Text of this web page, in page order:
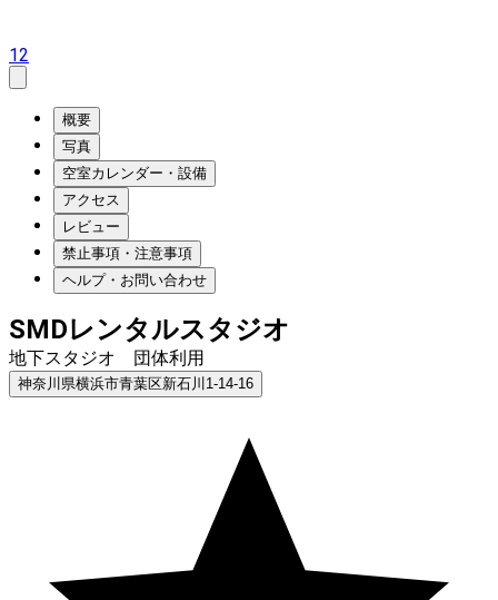
12
概要
写真
空室カレンダー・設備
アクセス
レビュー
禁止事項・注意事項
ヘルプ・お問い合わせ
SMDレンタルスタジオ
地下スタジオ 団体利用
神奈川県横浜市青葉区新石川1-14-16